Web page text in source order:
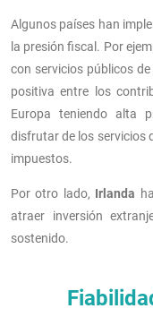
Algunos países han
la presión fiscal. Por
con servicios públicos
positiva entre los
Europa teniendo alta
disfrutar de los servicios
impuestos.
Por otro lado, Irlanda
atraer inversión
sostenido.